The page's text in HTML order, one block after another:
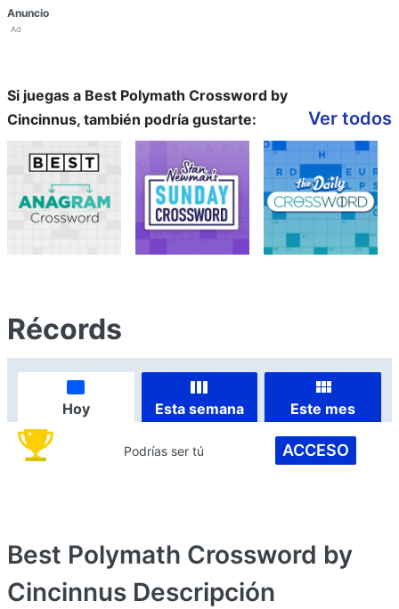
Anuncio
Ad
Si juegas a Best Polymath Crossword by
Cincinnus, también podría gustarte:
Ver todos
Récords
Hoy Esta semana Este mes
Podrías ser tú ACCESO
Best Polymath Crossword by
Cincinnus Descripción